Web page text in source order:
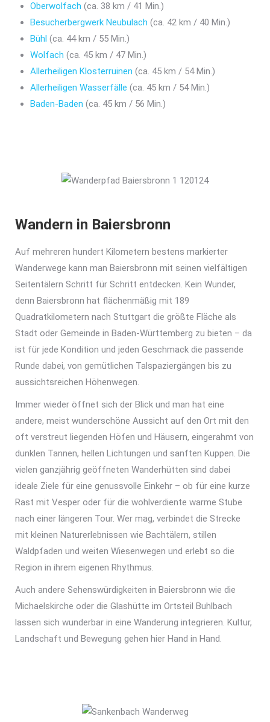
Oberwolfach (ca. 38 km / 41 Min.)
Besucherbergwerk Neubulach (ca. 42 km / 40 Min.)
Bühl (ca. 44 km / 55 Min.)
Wolfach (ca. 45 km / 47 Min.)
Allerheiligen Klosterruinen (ca. 45 km / 54 Min.)
Allerheiligen Wasserfälle (ca. 45 km / 54 Min.)
Baden-Baden (ca. 45 km / 56 Min.)
Wandern in Baiersbronn
Auf mehreren hundert Kilometern bestens markierter
Wanderwege kann man Baiersbronn mit seinen vielfältigen
Seitentälern Schritt für Schritt entdecken. Kein Wunder,
denn Baiersbronn hat flächenmäßig mit 189
Quadratkilometern nach Stuttgart die größte Fläche als
Stadt oder Gemeinde in Baden-Württemberg zu bieten – da
ist für jede Kondition und jeden Geschmack die passende
Runde dabei, von gemütlichen Talspaziergängen bis zu
aussichtsreichen Höhenwegen.
Immer wieder öffnet sich der Blick und man hat eine
andere, meist wunderschöne Aussicht auf den Ort mit den
oft verstreut liegenden Höfen und Häusern, eingerahmt von
dunklen Tannen, hellen Lichtungen und sanften Kuppen. Die
vielen ganzjährig geöffneten Wanderhütten sind dabei
ideale Ziele für eine genussvolle Einkehr – ob für eine kurze
Rast mit Vesper oder für die wohlverdiente warme Stube
nach einer längeren Tour. Wer mag, verbindet die Strecke
mit kleinen Naturerlebnissen wie Bachtälern, stillen
Waldpfaden und weiten Wiesenwegen und erlebt so die
Region in ihrem eigenen Rhythmus.
Auch andere Sehenswürdigkeiten in Baiersbronn wie die
Michaelskirche oder die Glashütte im Ortsteil Buhlbach
lassen sich wunderbar in eine Wanderung integrieren. Kultur,
Landschaft und Bewegung gehen hier Hand in Hand.